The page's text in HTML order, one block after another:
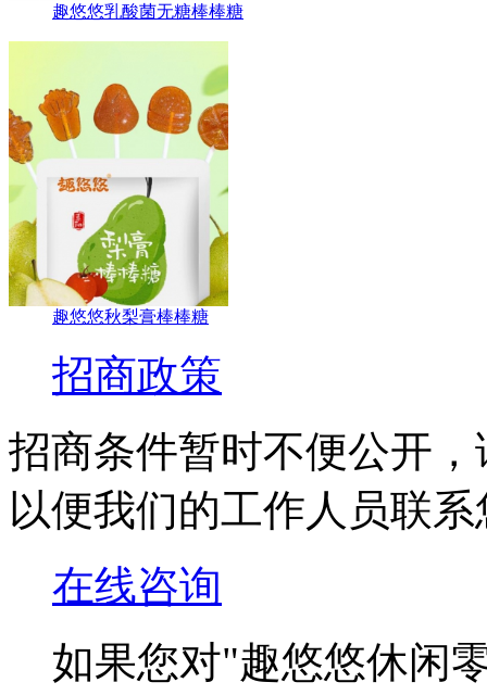
趣悠悠乳酸菌无糖棒棒糖
趣悠悠秋梨膏棒棒糖
招商政策
招商条件暂时不便公开
以便我们的工作人员联
在线咨询
如果您对"趣悠悠休闲